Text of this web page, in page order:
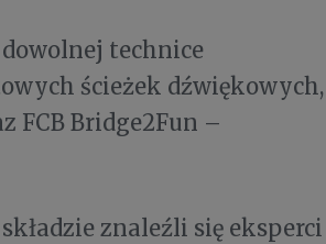
technice
ścieżek dźwiękowych,
FCB Bridge2Fun –
znaleźli się eksperci